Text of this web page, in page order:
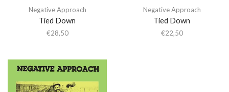
Negative Approach
Tied Down
€28,50
Negative Approach
Tied Down
€22,50